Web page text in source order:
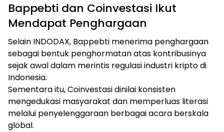
Bappebti dan Coinvestasi Ikut
Mendapat Penghargaan
Selain INDODAX, Bappebti menerima penghargaan
sebagai bentuk penghormatan atas kontribusinya
sejak awal dalam merintis regulasi industri kripto di
Indonesia.
Sementara itu, Coinvestasi dinilai konsisten
mengedukasi masyarakat dan memperluas literasi
melalui penyelenggaraan berbagai acara berskala
global.